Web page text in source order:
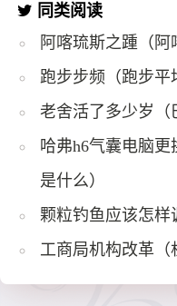
同类阅读
阿喀琉斯之踵（阿
跑步步频（跑步平
老舍活了多少岁（
哈弗h6气囊电脑
是什么）
颗粒钓鱼应该怎样
工商局机构改革（